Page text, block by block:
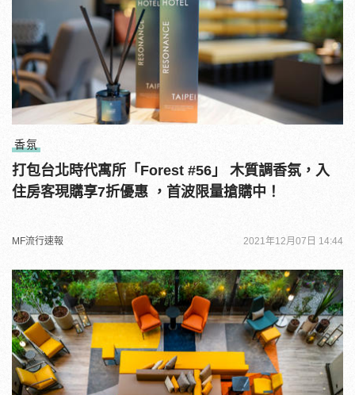
香氛
打包台北時代寓所「Forest #56」 木質調香氛，入
住房客現購享7折優惠 ，首波限量搶購中！
MF流行速報 2021年12月07日 14:44